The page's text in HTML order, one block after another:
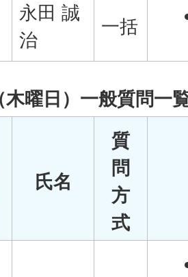
永田 誠
治
一括
木曜日）一般質問一
氏名
質
問
方
式